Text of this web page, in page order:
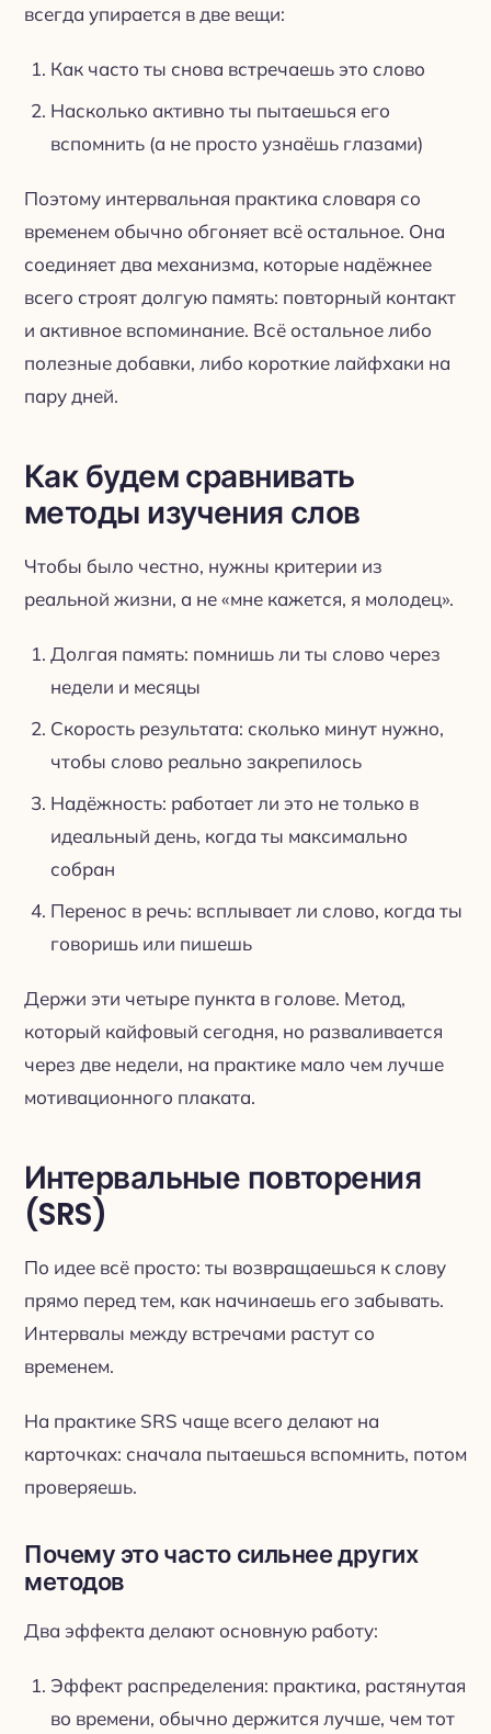
всегда упирается в две вещи:
Как часто ты снова встречаешь это слово
Насколько активно ты пытаешься его
вспомнить (а не просто узнаёшь глазами)
Поэтому интервальная практика словаря со
временем обычно обгоняет всё остальное. Она
соединяет два механизма, которые надёжнее
всего строят долгую память: повторный контакт
и активное вспоминание. Всё остальное либо
полезные добавки, либо короткие лайфхаки на
пару дней.
Как будем сравнивать
методы изучения слов
Чтобы было честно, нужны критерии из
реальной жизни, а не «мне кажется, я молодец».
Долгая память: помнишь ли ты слово через
недели и месяцы
Скорость результата: сколько минут нужно,
чтобы слово реально закрепилось
Надёжность: работает ли это не только в
идеальный день, когда ты максимально
собран
Перенос в речь: всплывает ли слово, когда ты
говоришь или пишешь
Держи эти четыре пункта в голове. Метод,
который кайфовый сегодня, но разваливается
через две недели, на практике мало чем лучше
мотивационного плаката.
Интервальные повторения
(SRS)
По идее всё просто: ты возвращаешься к слову
прямо перед тем, как начинаешь его забывать.
Интервалы между встречами растут со
временем.
На практике SRS чаще всего делают на
карточках: сначала пытаешься вспомнить, потом
проверяешь.
Почему это часто сильнее других
методов
Два эффекта делают основную работу:
Эффект распределения: практика, растянутая
во времени, обычно держится лучше, чем тот